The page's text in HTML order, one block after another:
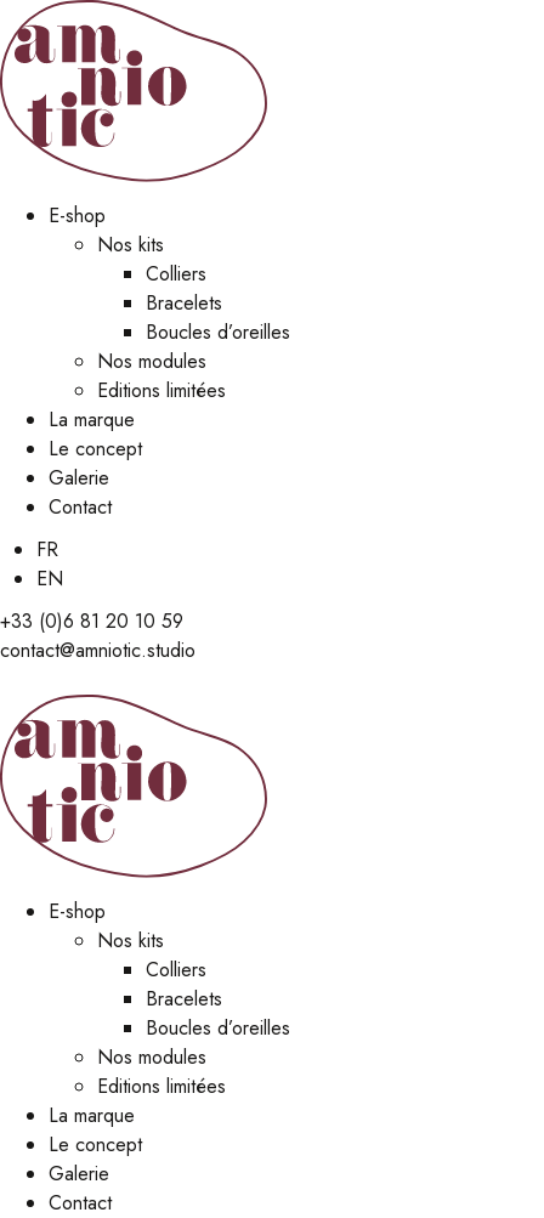
E-shop
Nos kits
Colliers
Bracelets
Boucles d’oreilles
Nos modules
Editions limitées
La marque
Le concept
Galerie
Contact
FR
EN
+33 (0)6 81 20 10 59
contact@amniotic.studio
E-shop
Nos kits
Colliers
Bracelets
Boucles d’oreilles
Nos modules
Editions limitées
La marque
Le concept
Galerie
Contact